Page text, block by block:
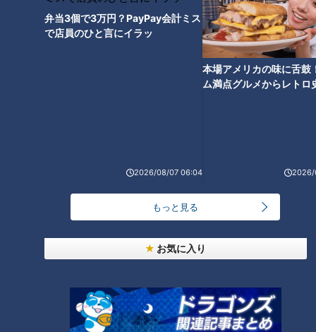
弁当3個で3万円？PayPay会計ミス
で店員のひと言にイラッ
2026/08/07 06:04
本場アメリカの味に舌鼓
ム満点グルメからレトロ
2026/
もっと見る
お気に入り
さすがに井上監督のバットコントールは巧みで、サブグラウン
ドの三遊間に立つ３選手を右へ左へ、時に前へと走らせる。取
り損ねると、その場でスクワットの罰則付き。脚を使う特訓内
容もさることながら、監督と選手の“言葉のキャッチボール”が
最高に楽しいのだ。多くのファンがネット越しにそれを見守っ
オーラを醸し出す宏斗